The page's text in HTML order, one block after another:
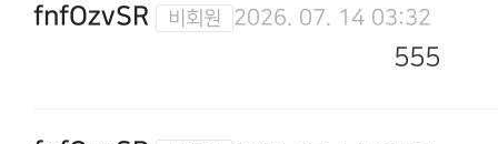
fnfOzvSR 2026. 07. 14 03:32
555